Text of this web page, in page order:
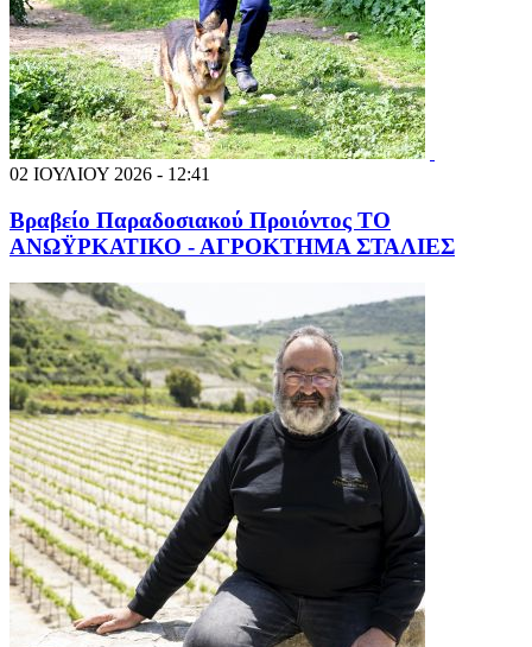
02 ΙΟΥΛΙΟΥ 2026 - 12:41
Βραβείο Παραδοσιακού Προιόντος ΤΟ
ΑΝΩΫΡΚΑΤΙΚΟ - ΑΓΡΟΚΤΗΜΑ ΣΤΑΛΙΕΣ